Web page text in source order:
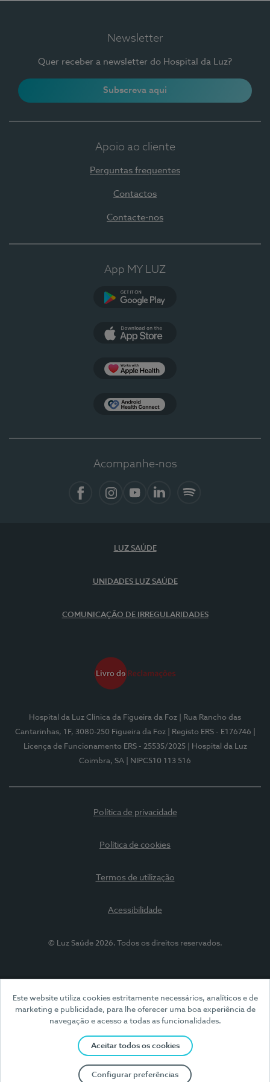
Este website utiliza cookies estritamente necessários, analíticos e de
marketing e publicidade, para lhe oferecer uma boa experiência de
navegação e acesso a todas as funcionalidades.
Aceitar todos os cookies
Configurar preferências
Newsletter
Quer receber a newsletter do Hospital da Luz?
Subscreva aqui
Apoio ao cliente
Perguntas frequentes
Contactos
Contacte-nos
App MY LUZ
Acompanhe-nos
LUZ SAÚDE
UNIDADES LUZ SAÚDE
COMUNICAÇÃO DE IRREGULARIDADES
Hospital da Luz Clínica da Figueira da Foz
| Rua Rancho das
Cantarinhas, 1F, 3080-250 Figueira da Foz
| Registo ERS - E176746
Licença de Funcionamento ERS - 25535/2025
| Hospital da Luz
Coimbra, SA
| NIPC510 113 516
Política de privacidade
Política de cookies
Termos de utilização
Acessibilidade
© Luz Saúde 2026. Todos os direitos reservados.